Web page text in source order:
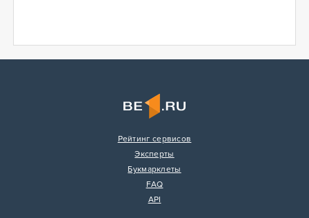
Рейтинг сервисов
Эксперты
Букмарклеты
FAQ
API